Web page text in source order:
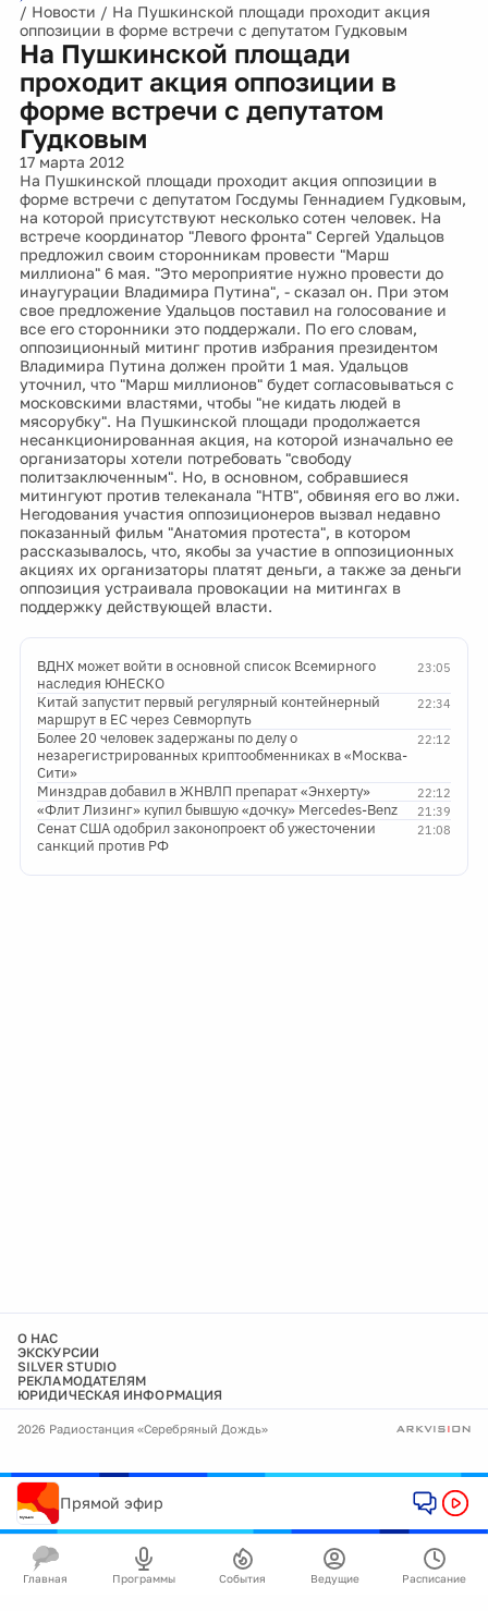
/ Новости / На Пушкинской площади проходит акция
оппозиции в форме встречи с депутатом Гудковым
На Пушкинской площади
проходит акция оппозиции в
форме встречи с депутатом
Гудковым
17 марта 2012
На Пушкинской площади проходит акция оппозиции в
форме встречи с депутатом Госдумы Геннадием Гудковым,
на которой присутствуют несколько сотен человек. На
встрече координатор "Левого фронта" Сергей Удальцов
предложил своим сторонникам провести "Марш
миллиона" 6 мая. "Это мероприятие нужно провести до
инаугурации Владимира Путина", - сказал он. При этом
свое предложение Удальцов поставил на голосование и
все его сторонники это поддержали. По его словам,
оппозиционный митинг против избрания президентом
Владимира Путина должен пройти 1 мая. Удальцов
уточнил, что "Марш миллионов" будет согласовываться с
московскими властями, чтобы "не кидать людей в
мясорубку". На Пушкинской площади продолжается
несанкционированная акция, на которой изначально ее
организаторы хотели потребовать "свободу
политзаключенным". Но, в основном, собравшиеся
митингуют против телеканала "НТВ", обвиняя его во лжи.
Негодования участия оппозиционеров вызвал недавно
показанный фильм "Анатомия протеста", в котором
рассказывалось, что, якобы за участие в оппозиционных
акциях их организаторы платят деньги, а также за деньги
оппозиция устраивала провокации на митингах в
поддержку действующей власти.
23:05
ВДНХ может войти в основной список Всемирного
наследия ЮНЕСКО
22:34
Китай запустит первый регулярный контейнерный
маршрут в ЕС через Севморпуть
22:12
Более 20 человек задержаны по делу о
незарегистрированных криптообменниках в «Москва-
Сити»
22:12
Минздрав добавил в ЖНВЛП препарат «Энхерту»
21:39
«Флит Лизинг» купил бывшую «дочку» Mercedes-Benz
21:08
Сенат США одобрил законопроект об ужесточении
санкций против РФ
О НАС
ЭКСКУРСИИ
SILVER STUDIO
РЕКЛАМОДАТЕЛЯМ
ЮРИДИЧЕСКАЯ ИНФОРМАЦИЯ
2026 Радиостанция «Серебряный Дождь»
Прямой эфир
Главная Программы События Ведущие Расписание